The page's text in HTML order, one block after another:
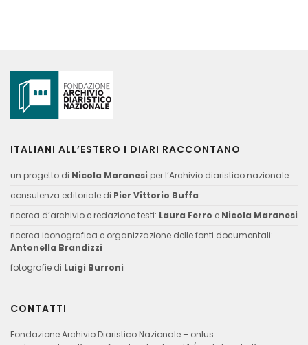
ITALIANI ALL’ESTERO I DIARI RACCONTANO
un progetto di Nicola Maranesi per l’Archivio diaristico nazionale
consulenza editoriale di Pier Vittorio Buffa
ricerca d’archivio e redazione testi: Laura Ferro e Nicola Maranesi
ricerca iconografica e organizzazione delle fonti documentali:
Antonella Brandizzi
fotografie di Luigi Burroni
CONTATTI
Fondazione Archivio Diaristico Nazionale – onlus